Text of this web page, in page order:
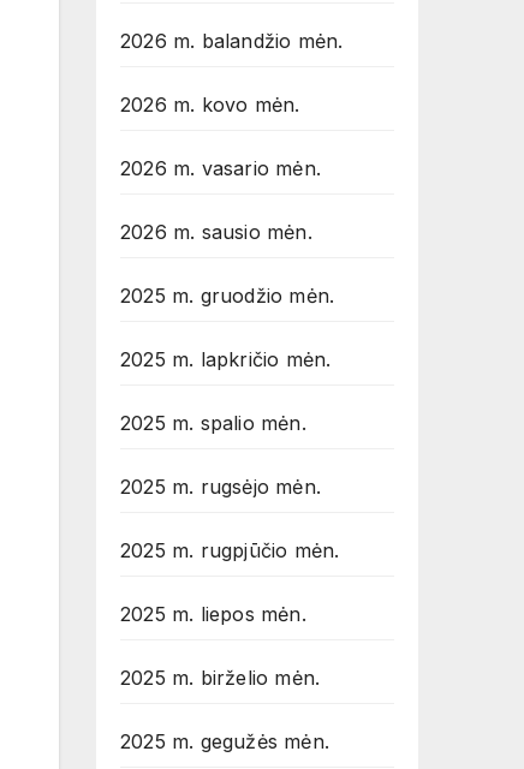
2026 m. balandžio mėn.
2026 m. kovo mėn.
2026 m. vasario mėn.
2026 m. sausio mėn.
2025 m. gruodžio mėn.
2025 m. lapkričio mėn.
2025 m. spalio mėn.
2025 m. rugsėjo mėn.
2025 m. rugpjūčio mėn.
2025 m. liepos mėn.
2025 m. birželio mėn.
2025 m. gegužės mėn.